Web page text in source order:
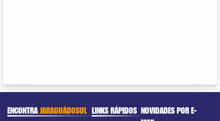
ENCONTRAJARAGUÁDOSUL LINKS RÁPIDOS NOVIDADES POR E-